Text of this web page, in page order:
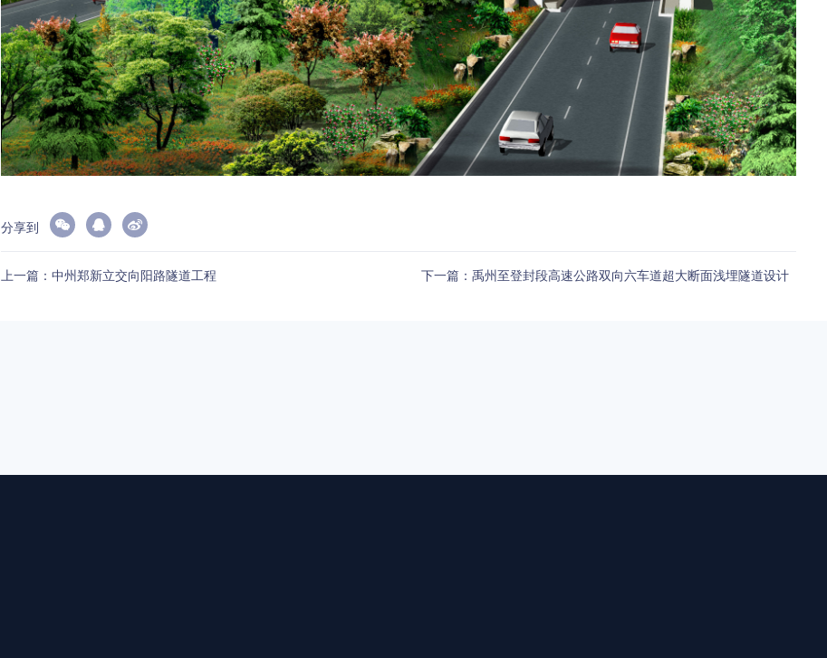
分享到
上一篇：中州郑新立交向阳路隧道工程 下一篇：禹州至登封段高速公路双向六车道超大断面浅埋隧道设计